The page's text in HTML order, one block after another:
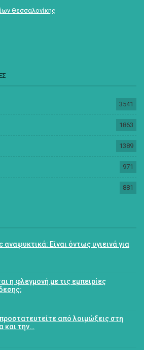
Θεσσαλονίκης
3541
1863
1389
971
881
αναψυκτικά: Είναι όντως υγιεινά για
η φλεγμονή με τις εμπειρίες
από λοιμώξεις στη
και την…